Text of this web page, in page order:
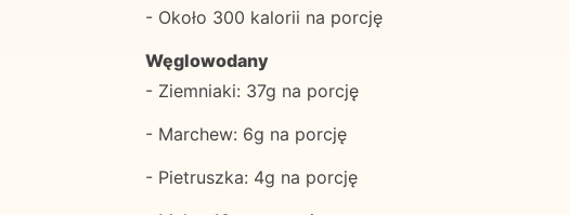
- Około 300 kalorii na porcję
Węglowodany
- Ziemniaki: 37g na porcję
- Marchew: 6g na porcję
- Pietruszka: 4g na porcję